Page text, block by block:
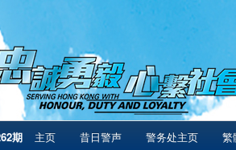
期 主页 昔日警声 警务处主页 繁